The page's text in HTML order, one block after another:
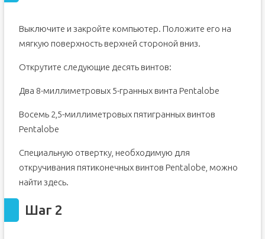
Шаг 10
Выключите и закройте компьютер. Положите его на
мягкую поверхность верхней стороной вниз.
Открутите следующие десять винтов:
Два 8-миллиметровых 5-гранных винта Pentalobe
Восемь 2,5-миллиметровых пятигранных винтов
Pentalobe
Специальную отвертку, необходимую для
откручивания пятиконечных винтов Pentalobe, можно
найти здесь.
Шаг 2